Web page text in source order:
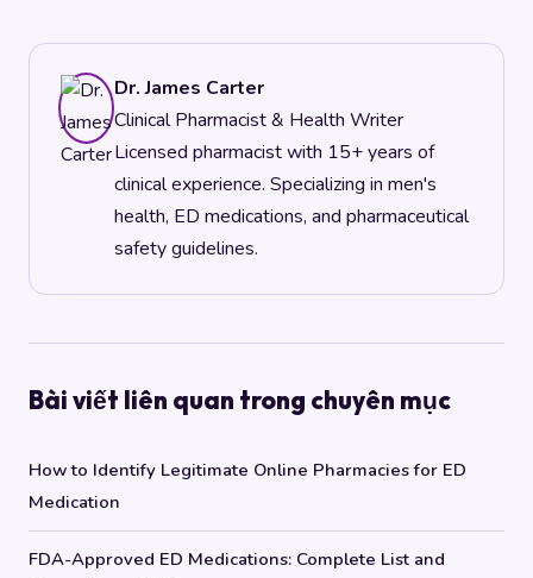
Dr. James Carter
Clinical Pharmacist & Health Writer
Licensed pharmacist with 15+ years of
clinical experience. Specializing in men's
health, ED medications, and pharmaceutical
safety guidelines.
Bài viết liên quan trong chuyên mục
How to Identify Legitimate Online Pharmacies for ED
Medication
FDA-Approved ED Medications: Complete List and